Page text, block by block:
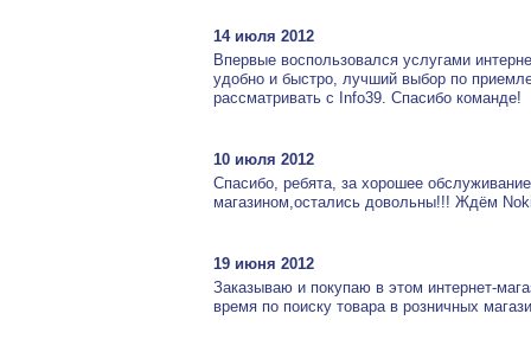
14 июля 2012
Впервые воспользовался услугами
удобно и быстро, лучший выбор по
рассматривать с Info39. Спасибо команде!
10 июля 2012
Спасибо, ребята, за хорошее
магазином,остались довольны!!! Ждём
19 июня 2012
Заказываю и покупаю в этом интернет-
время по поиску товара в розничных